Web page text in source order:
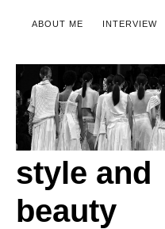
ABOUT ME INTERVIEW
style and
beauty